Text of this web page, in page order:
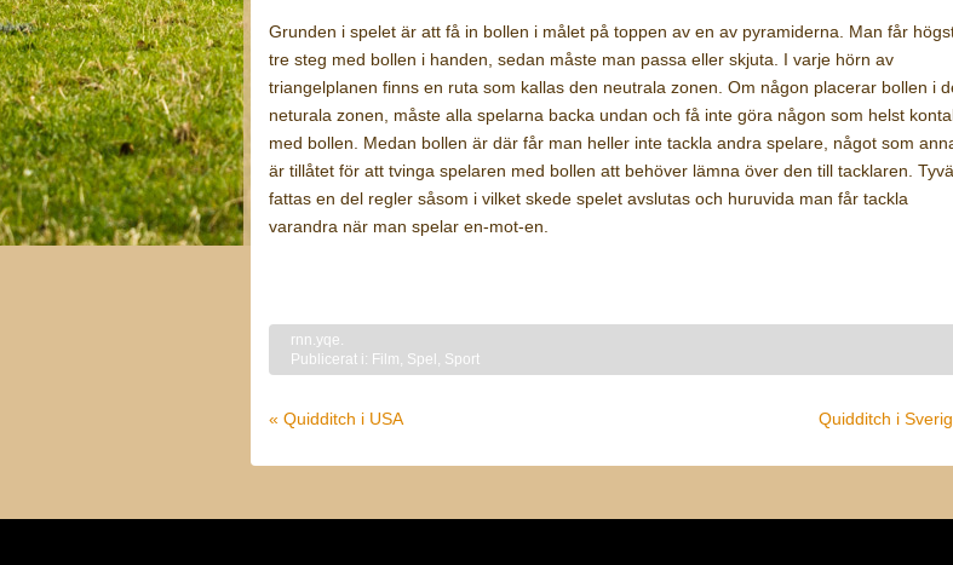
Grunden i spelet är att få in bollen i målet på toppen av en av pyramiderna. Man får
tre steg med bollen i handen, sedan måste man passa eller skjuta. I varje hörn av
triangelplanen finns en ruta som kallas den neutrala zonen. Om någon placerar bollen i
neturala zonen, måste alla spelarna backa undan och få inte göra någon som helst
med bollen. Medan bollen är där får man heller inte tackla andra spelare, något som
är tillåtet för att tvinga spelaren med bollen att behöver lämna över den till tacklaren.
fattas en del regler såsom i vilket skede spelet avslutas och huruvida man får tackla
varandra när man spelar en-mot-en.
rnn.yqe.
Publicerat i: Film Spel Sport
« Quidditch i USA Quidditch i